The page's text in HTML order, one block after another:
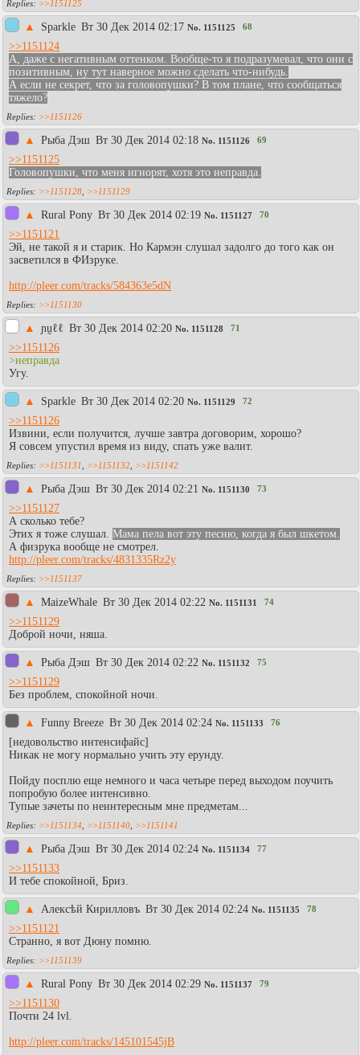
>>1151125
▲ Sparkle Вт 30 Дек 2014 02:17 No. 1151125 68
>>1151124
А, даже с негативным оттенком. Вообще-то я подразумевал, что они с
позитивным, ну тут наверное можно сделать что-нибудь.
А если не секрет, что за головопушки? В том плане, что сообщаться
тяжело?
>>1151126
▲ Рыба Дэш Вт 30 Дек 2014 02:18 No. 1151126 69
>>1151125
Головопушки, что меня игнорят, хотя это неправда.
>>1151128 >>1151129
▲ Rural Pony Вт 30 Дек 2014 02:19 No. 1151127 70
>>1151121
Эй, не такой я и старик. Но Кармэн слушал задолго до того как он
засветился в ФИзруке.
http://pleer.com/tracks/584363e5dN
>>1151130
▲ ɲṵℓℓ Вт 30 Дек 2014 02:20 No. 1151128 71
>>1151126
>неправда
Угу.
▲ Sparkle Вт 30 Дек 2014 02:20 No. 1151129 72
>>1151126
Извини, если получится, лучше завтра договорим, хорошо?
Я совсем упустил время из виду, спать уже валит.
>>1151131 >>1151132 >>1151142
▲ Рыба Дэш Вт 30 Дек 2014 02:21 No. 1151130 73
>>1151127
А сколько тебе?
Этих я тоже слушал. Мама пела вот эту песню, когда я был шкетом.
А физрука вообще не смотрел.
http://pleer.com/tracks/4831335Rz2y
>>1151137
▲ MaizeWhale Вт 30 Дек 2014 02:22 No. 1151131 74
>>1151129
Доброй ночи, няша.
▲ Рыба Дэш Вт 30 Дек 2014 02:22 No. 1151132 75
>>1151129
Без проблем, спокойной ночи.
▲ Funny Breeze Вт 30 Дек 2014 02:24 No. 1151133 76
[недовольство интенсифайс]
Никак не могу нормально учить эту ерунду.
Пойду посплю еще немного и часа четыре перед выходом поучить
попробую более интенсивно.
Тупые зачеты по неинтересным мне предметам...
>>1151134 >>1151140 >>1151141
▲ Рыба Дэш Вт 30 Дек 2014 02:24 No. 1151134 77
>>1151133
И тебе спокойной, Бриз.
▲ Алексѣй Кирилловъ Вт 30 Дек 2014 02:24 No. 1151135 78
>>1151121
Странно, я вот Дюну помню.
>>1151139
▲ Rural Pony Вт 30 Дек 2014 02:29 No. 1151137 79
>>1151130
Почти 24 lvl.
http://pleer.com/tracks/145101545jB